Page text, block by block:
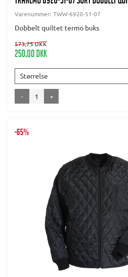
Varenummer: TWW-6920-51-07
Dobbelt quiltet termo buks
573,75 DKK
250,00 DKK
Størrelse
- +
-65%